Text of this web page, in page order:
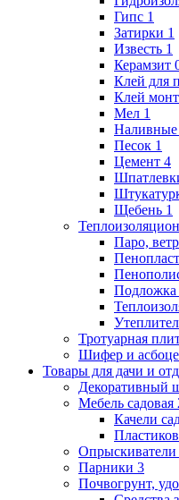
Гипс 1
Затирки 1
Известь 1
Керамзит
Клей для
Клей
Мел 1
Наливные
Песок 1
Цемент 4
Щебень 1
Паро,
Пенопласт
Подложка
Тротуарная
Шифер и
Товары для дачи и
Декоративный
Мебель садовая
Качели
Опрыскиватели
Парники 3
Почвогрунт,